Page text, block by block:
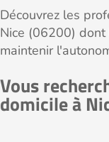
Découvrez les
Nice (06200)
maintenir
Vous
domicile à